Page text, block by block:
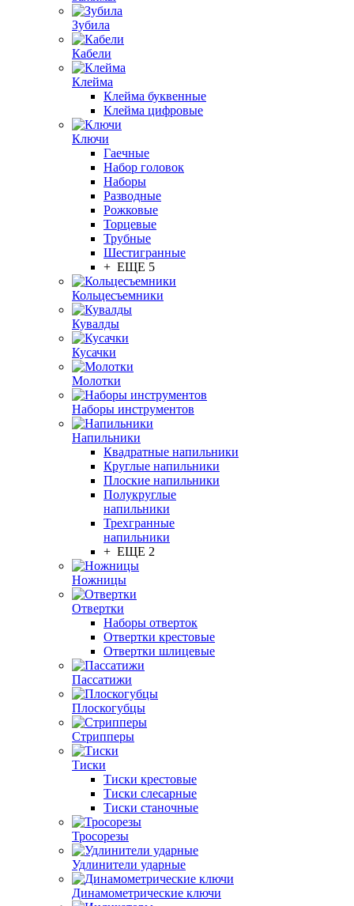
Зубила
Кабели
Клейма
Клейма буквенные
Клейма цифровые
Ключи
Гаечные
Набор головок
Наборы
Разводные
Рожковые
Торцевые
Трубные
Шестигранные
+ ЕЩЕ 5
Кольцесъемники
Кувалды
Кусачки
Молотки
Наборы инструментов
Напильники
Квадратные напильники
Круглые напильники
Плоские напильники
Полукруглые
напильники
Трехгранные
напильники
+ ЕЩЕ 2
Ножницы
Отвертки
Наборы отверток
Отвертки крестовые
Отвертки шлицевые
Пассатижи
Плоскогубцы
Стрипперы
Тиски
Тиски крестовые
Тиски слесарные
Тиски станочные
Тросорезы
Удлинители ударные
Динамометрические ключи